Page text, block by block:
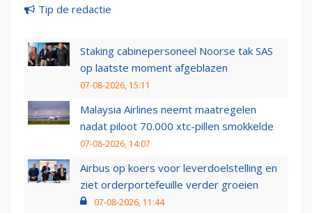
Tip de redactie
Staking cabinepersoneel Noorse tak SAS
op laatste moment afgeblazen
07-08-2026, 15:11
Malaysia Airlines neemt maatregelen
nadat piloot 70.000 xtc-pillen smokkelde
07-08-2026, 14:07
Airbus op koers voor leverdoelstelling en
ziet orderportefeuille verder groeien
07-08-2026, 11:44